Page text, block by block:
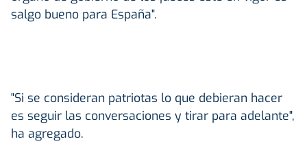
salgo bueno para España".
"Si se consideran patriotas lo que debieran hacer
es seguir las conversaciones y tirar para adelante",
ha agregado.